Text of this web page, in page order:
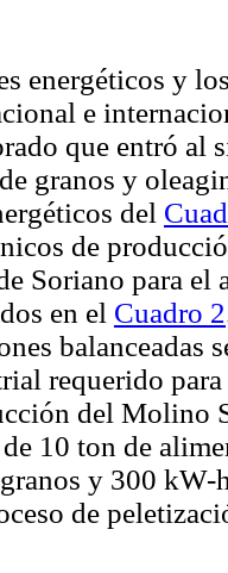
energéticos y
e
que entró al
granos y
del
de
Soriano para el
en el Cuadro 2
balanceadas
requerido
del Molino
10 ton de
y 300
de